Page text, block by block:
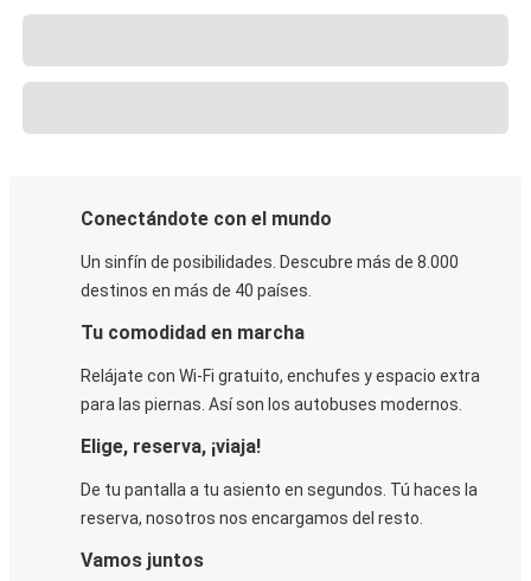
Conectándote con el mundo
Un sinfín de posibilidades. Descubre más de 8.000
destinos en más de 40 países.
Tu comodidad en marcha
Relájate con Wi-Fi gratuito, enchufes y espacio extra
para las piernas. Así son los autobuses modernos.
Elige, reserva, ¡viaja!
De tu pantalla a tu asiento en segundos. Tú haces la
reserva, nosotros nos encargamos del resto.
Vamos juntos